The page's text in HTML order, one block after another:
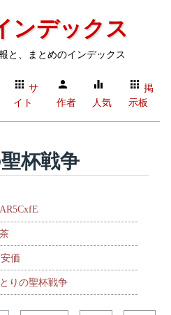
ンデックス
と、まとめのインデックス
サ
イト
作者 人気
掲
示板
杯戦争
安価
りの聖杯戦争